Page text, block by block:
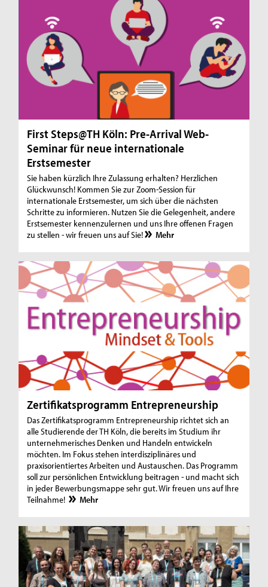
First Steps@TH Köln: Pre-Arrival Web-
Seminar für neue internationale
Erstsemester
Sie haben kürzlich Ihre Zulassung erhalten? Herzlichen
Glückwunsch! Kommen Sie zur Zoom-Session für
internationale Erstsemester, um sich über die nächsten
Schritte zu informieren. Nutzen Sie die Gelegenheit, andere
Erstsemester kennenzulernen und uns Ihre offenen Fragen
zu stellen - wir freuen uns auf Sie!
Mehr
Zertifikatsprogramm Entrepreneurship
Das Zertifikatsprogramm Entrepreneurship richtet sich an
alle Studierende der TH Köln, die bereits im Studium ihr
unternehmerisches Denken und Handeln entwickeln
möchten. Im Fokus stehen interdisziplinäres und
praxisorientiertes Arbeiten und Austauschen. Das Programm
soll zur persönlichen Entwicklung beitragen - und macht sich
in jeder Bewerbungsmappe sehr gut. Wir freuen uns auf Ihre
Teilnahme!
Mehr